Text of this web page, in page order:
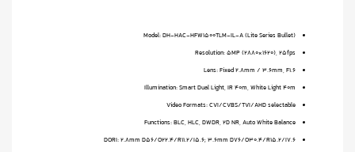
Model: DH-HAC-HFW1500TLM-IL-A (Lite Series Bullet)
Resolution: 5MP (2880×1620), 25fps
Lens: Fixed 2.8mm / 3.6mm, F1.6
Illumination: Smart Dual Light, IR 40m, White Light 40m
Video Formats: CVI/CVBS/TVI/AHD selectable
Functions: BLC, HLC, DWDR, 2D NR, Auto White Balance
DORI: 2.8mm D56/O22.4/R11.2/I5.6; 3.6mm D76/O30.4/R15.2/I7.6